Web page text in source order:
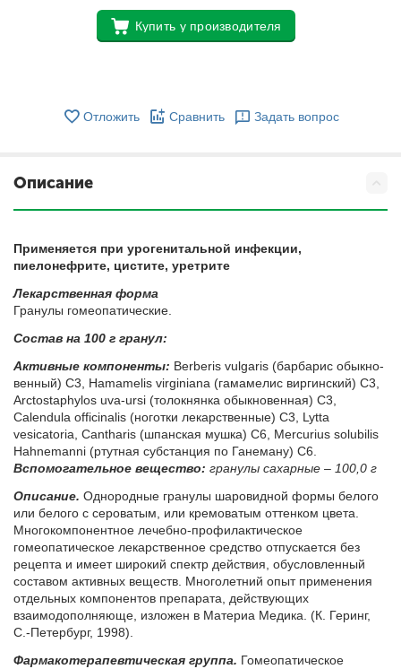
Купить у производителя
Отложить Сравнить Задать вопрос
Описание
Применяется при урогенитальной инфекции,
пиелонефрите, цистите, уретрите
Ле­кар­ствен­ная фор­ма
Гра­ну­лы го­мео­па­ти­че­ские.
Со­став на 100 г гранул:
Ак­тив­ные компоненты: Berberis vulgaris (бар­ба­рис обык­но­
вен­ный) C3, Hamamelis virginiana (га­ма­ме­лис вир­гин­ский) C3,
Arctostaphylos uva-ursi (то­лок­нян­ка обык­но­вен­ная) C3,
Calendula officinalis (но­гот­ки ле­кар­ствен­ные) C3, Lytta
vesicatoria, Cantharis (шпан­ская муш­ка) C6, Mercurius solubilis
Hahnemanni (ртут­ная суб­стан­ция по Га­не­ма­ну) C6.
Вс­по­мо­га­тель­ное ве­ще­ство: гранулы сахарные – 100,0 г
Опи­са­ние. Однородные гранулы шаровидной формы белого
или белого с сероватым, или кремоватым оттенком цвета.
Многокомпонентное лечебно-профилактическое
гомеопатическое лекарственное средство отпускается без
рецепта и имеет широкий спектр действия, обусловленный
составом активных веществ. Многолетний опыт применения
отдельных компонентов препарата, действующих
взаимодополняюще, изложен в Материа Медика. (К. Геринг,
С.-Петербург, 1998).
Фармакотерапевтическая группа. Гомеопатическое